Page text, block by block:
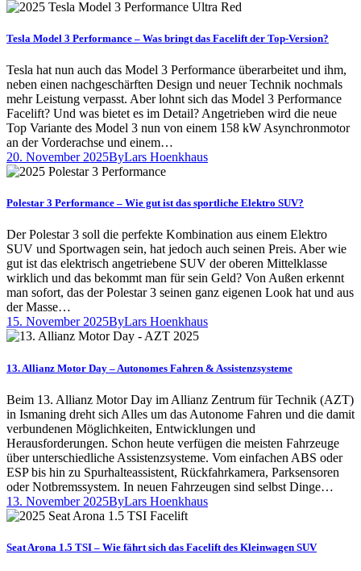
Tesla Model 3 Performance – Was bringt das Facelift der Top-Version?
Tesla hat nun auch das Model 3 Performance überarbeitet und ihm,
neben einen nachgeschärften Design und neuer Technik nochmals
mehr Leistung verpasst. Aber lohnt sich das Model 3 Performance
Facelift? Und was bietet es im Detail? Angetrieben wird die neue
Top Variante des Model 3 nun von einem 158 kW Asynchronmotor
an der Vorderachse und einem…
20. November 2025ByLars Hoenkhaus
Polestar 3 Performance – Wie gut ist das sportliche Elektro SUV?
Der Polestar 3 soll die perfekte Kombination aus einem Elektro
SUV und Sportwagen sein, hat jedoch auch seinen Preis. Aber wie
gut ist das elektrisch angetriebene SUV der oberen Mittelklasse
wirklich und das bekommt man für sein Geld? Von Außen erkennt
man sofort, das der Polestar 3 seinen ganz eigenen Look hat und aus
der Masse…
15. November 2025ByLars Hoenkhaus
13. Allianz Motor Day – Autonomes Fahren & Assistenzsysteme
Beim 13. Allianz Motor Day im Allianz Zentrum für Technik (AZT)
in Ismaning dreht sich Alles um das Autonome Fahren und die damit
verbundenen Möglichkeiten, Entwicklungen und
Herausforderungen. Schon heute verfügen die meisten Fahrzeuge
über unterschiedliche Assistenzsysteme. Vom einfachen ABS oder
ESP bis hin zu Spurhalteassistent, Rückfahrkamera, Parksensoren
oder Notbremssystem. In neuen Fahrzeugen sind selbst Dinge…
13. November 2025ByLars Hoenkhaus
Seat Arona 1.5 TSI – Wie fährt sich das Facelift des Kleinwagen SUV